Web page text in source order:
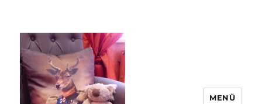
MENÜ